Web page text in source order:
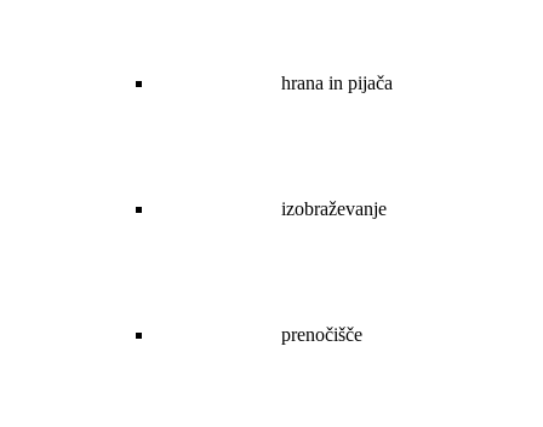
hrana in pijača
izobraževanje
prenočišče